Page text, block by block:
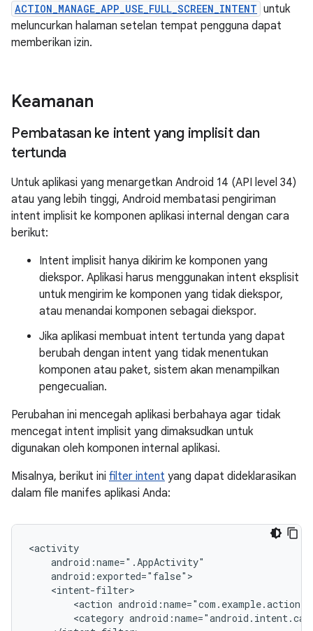
ACTION_MANAGE_APP_USE_FULL_SCREEN_INTENT untuk
meluncurkan halaman setelan tempat pengguna dapat
memberikan izin.
Keamanan
Pembatasan ke intent yang implisit dan
tertunda
Untuk aplikasi yang menargetkan Android 14 (API level 34)
atau yang lebih tinggi, Android membatasi pengiriman
intent implisit ke komponen aplikasi internal dengan cara
berikut:
Intent implisit hanya dikirim ke komponen yang
diekspor. Aplikasi harus menggunakan intent eksplisit
untuk mengirim ke komponen yang tidak diekspor,
atau menandai komponen sebagai diekspor.
Jika aplikasi membuat intent tertunda yang dapat
berubah dengan intent yang tidak menentukan
komponen atau paket, sistem akan menampilkan
pengecualian.
Perubahan ini mencegah aplikasi berbahaya agar tidak
mencegat intent implisit yang dimaksudkan untuk
digunakan oleh komponen internal aplikasi.
Misalnya, berikut ini filter intent yang dapat dideklarasikan
dalam file manifes aplikasi Anda:
<action android:name="com.example.action.
<category